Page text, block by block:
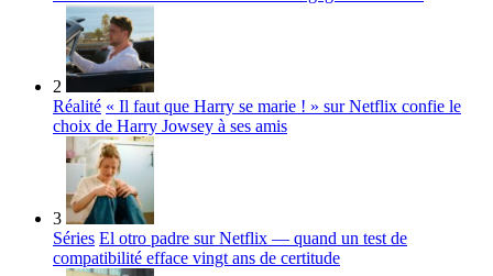
2
Réalité « Il faut que Harry se marie ! » sur Netflix confie le
choix de Harry Jowsey à ses amis
3
Séries El otro padre sur Netflix — quand un test de
compatibilité efface vingt ans de certitude